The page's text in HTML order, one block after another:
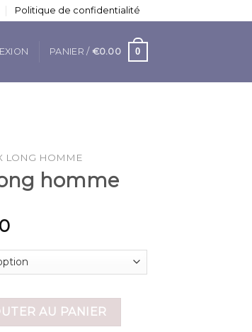
Politique de confidentialité
PANIER / €0.00 0
LONG HOMME
homme
long hommeAU PANIER